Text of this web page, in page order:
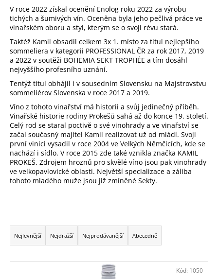
V roce 2022 získal ocenění Enolog roku 2022 za výrobu
tichých a šumivých vín. Oceněna byla jeho pečlivá práce ve
vinařském oboru a styl, kterým se o svoji révu stará.
Taktéž Kamil obsadil celkem 3x 1. místo za titul nejlepšího
sommeliera v kategorii PROFESSIONAL ČR za rok 2017, 2019
a 2022 v soutěži BOHEMIA SEKT TROPHÉE a tím dosáhl
nejvyššího profesního uznání.
Tentýž titul obhájil i v sousedním Slovensku na Majstrovstvu
sommeliérov Slovenska v roce 2017 a 2019.
Víno z tohoto vinařství má historii a svůj jedinečný příběh.
Vinařské historie rodiny Prokešů sahá až do konce 19. století.
Celý rod se staral poctivě o své vinohrady a ve vinařství se
začal současný majitel Kamil realizovat už od mládí. Svoji
první vinici vysadil v roce 2004 ve Velkých Němčicích, kde se
nachází i sídlo. V roce 2015 zde také vznikla značka KAMIL
PROKEŠ. Zdrojem hroznů pro skvělé víno jsou pak vinohrady
ve velkopavlovické oblasti. Největší specializace a záliba
tohoto mladého muže jsou již zmíněné Sekty.
Ř
a
z
e
Nejlevnější Nejdražší Nejprodávanější Abecedně
V Kód: 1050
HLEDAT
D
o
p
o
u
č
u
j
e
m
e
272
Kč